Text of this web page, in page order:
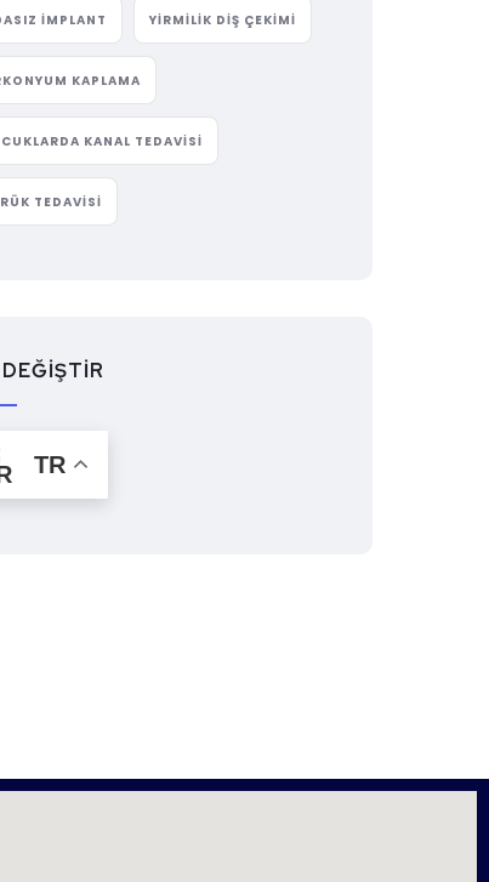
IMPLANT YIRMILIK DIŞ ÇEKIMI
KAPLAMA
KANAL TEDAVISI
TEDAVISI
TR